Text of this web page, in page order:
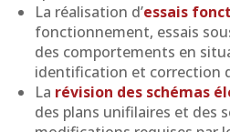
La réalisation d’essais
fonctionnement, essais
des comportements en
identification et correction
La révision des schémas
des plans unifilaires et des